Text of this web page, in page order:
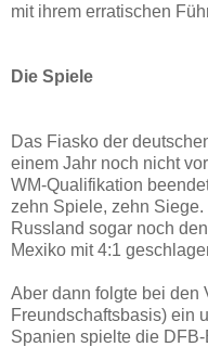
mit ihrem erratischen
Die Spiele
Das Fiasko der
einem Jahr noch nicht
WM-Qualifikation
zehn Spiele, zehn
Russland sogar noch
Mexiko mit 4:1
Aber dann folgte bei den
Freundschaftsbasis) ein
Spanien spielte die